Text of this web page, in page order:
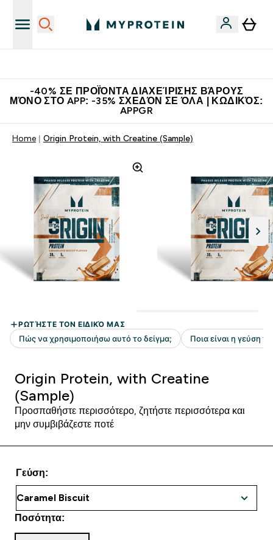
-40% ΣΕ ΠΡΟΪΌΝΤΑ ΔΙΑΧΕΊΡΙΣΗΣ ΒΆΡΟΥΣ
ΜΌΝΟ ΣΤΟ APP: -35% ΣΧΕΔΌΝ ΣΕ ΌΛΑ | ΚΩΔΙΚΌΣ:
APPGR
Home Origin Protein, with Creatine (Sample)
Origin Protein, with Creatine
(Sample)
Προσπαθήστε περισσότερο, ζητήστε περισσότερα και
μην συμβιβάζεστε ποτέ
Γεύση:
Ποσότητα: